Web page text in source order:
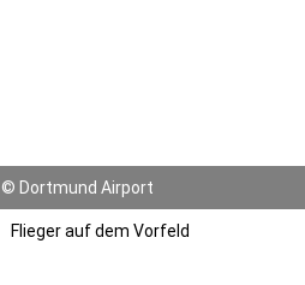
© Dortmund Airport
Flieger auf dem Vorfeld